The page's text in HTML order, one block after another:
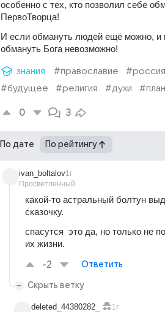
особенно с тех, кто позволил себе
ПервоТворца!
И если обмануть людей ещё можно, и
обмануть Бога невозможно!
знания #православие #россия
#будущее
#религия #духи
0 3
По дате По рейтингу
ivan_boltalov
Просветленный
1г
какой-то астральный болтун
сказочку.
спасутся  это да, но только не
их жизни.
-2 Ответить
Скрыть ветку
deleted_44380282_ 1г